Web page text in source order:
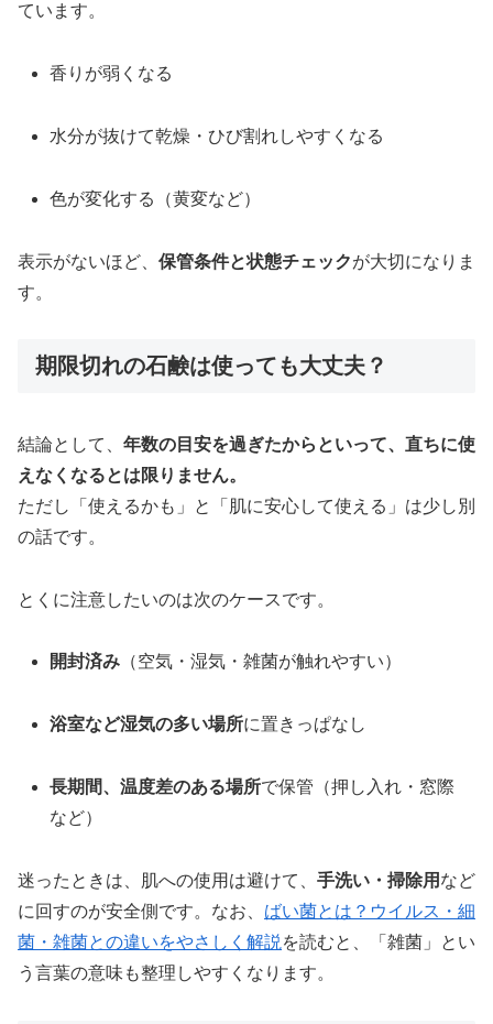
ています。
香りが弱くなる
水分が抜けて乾燥・ひび割れしやすくなる
色が変化する（黄変など）
表示がないほど、 保管条件と状態チェックが大切になりま
す。
期限切れの石鹸は使っても大丈夫？
結論として、 年数の目安を過ぎたからといって、直ちに使
えなくなるとは限りません。
ただし「使えるかも」と「肌に安心して使える」は少し別
の話です。
とくに注意したいのは次のケースです。
開封済み （空気・湿気・雑菌が触れやすい）
浴室など湿気の多い場所に置きっぱなし
長期間、温度差のある場所で保管（押し入れ・窓際
など）
迷ったときは、肌への使用は避けて、 手洗い・掃除用 など
に回すのが安全側です。なお、 ばい菌とは？ウイルス・細
菌・雑菌との違いをやさしく解説 を読むと、「雑菌」とい
う言葉の意味も整理しやすくなります。